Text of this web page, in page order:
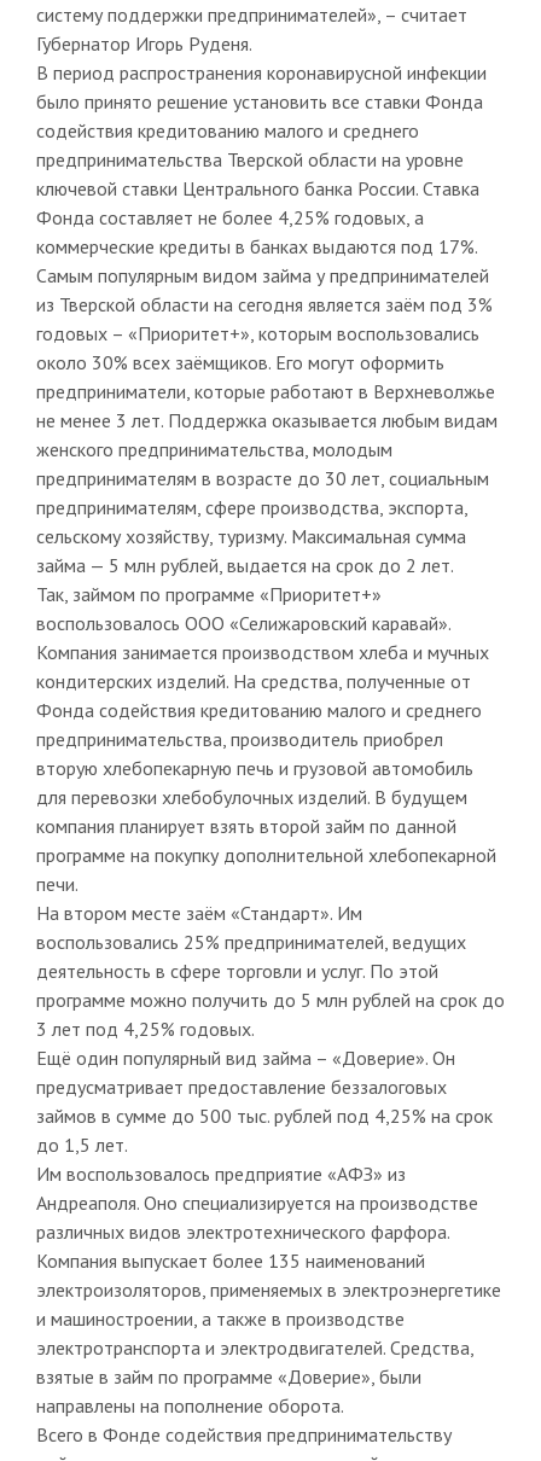
систему поддержки предпринимателей», – считает
Губернатор Игорь Руденя.
В период распространения коронавирусной инфекции
было принято решение установить все ставки Фонда
содействия кредитованию малого и среднего
предпринимательства Тверской области на уровне
ключевой ставки Центрального банка России. Ставка
Фонда составляет не более 4,25% годовых, а
коммерческие кредиты в банках выдаются под 17%.
Самым популярным видом займа у предпринимателей
из Тверской области на сегодня является заём под 3%
годовых – «Приоритет+», которым воспользовались
около 30% всех заёмщиков. Его могут оформить
предприниматели, которые работают в Верхневолжье
не менее 3 лет. Поддержка оказывается любым видам
женского предпринимательства, молодым
предпринимателям в возрасте до 30 лет, социальным
предпринимателям, сфере производства, экспорта,
сельскому хозяйству, туризму. Максимальная сумма
займа — 5 млн рублей, выдается на срок до 2 лет.
Так, займом по программе «Приоритет+»
воспользовалось ООО «Селижаровский каравай».
Компания занимается производством хлеба и мучных
кондитерских изделий. На средства, полученные от
Фонда содействия кредитованию малого и среднего
предпринимательства, производитель приобрел
вторую хлебопекарную печь и грузовой автомобиль
для перевозки хлебобулочных изделий. В будущем
компания планирует взять второй займ по данной
программе на покупку дополнительной хлебопекарной
печи.
На втором месте заём «Стандарт». Им
воспользовались 25% предпринимателей, ведущих
деятельность в сфере торговли и услуг. По этой
программе можно получить до 5 млн рублей на срок до
3 лет под 4,25% годовых.
Ещё один популярный вид займа – «Доверие». Он
предусматривает предоставление беззалоговых
займов в сумме до 500 тыс. рублей под 4,25% на срок
до 1,5 лет.
Им воспользовалось предприятие «АФЗ» из
Андреаполя. Оно специализируется на производстве
различных видов электротехнического фарфора.
Компания выпускает более 135 наименований
электроизоляторов, применяемых в электроэнергетике
и машиностроении, а также в производстве
электротранспорта и электродвигателей. Средства,
взятые в займ по программе «Доверие», были
направлены на пополнение оборота.
Всего в Фонде содействия предпринимательству